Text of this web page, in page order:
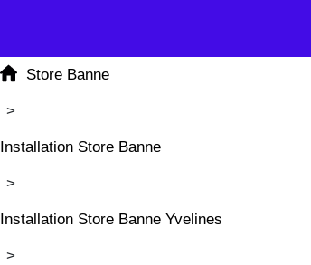
Store Banne
>
Installation Store Banne
>
Installation Store Banne Yvelines
>